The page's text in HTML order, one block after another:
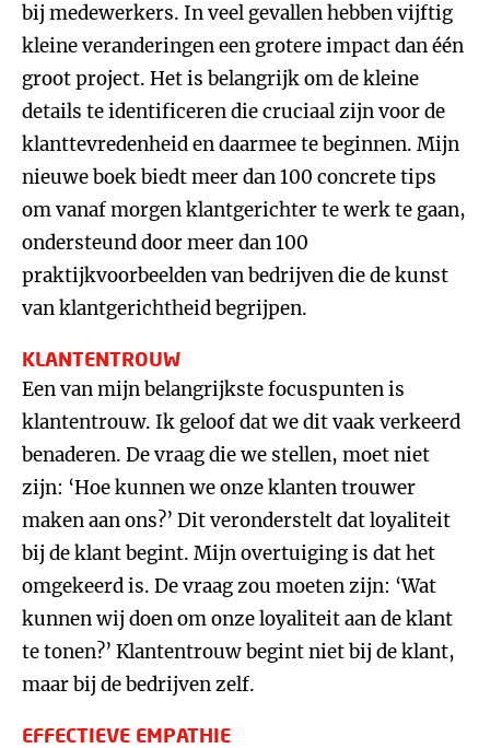
bij medewerkers. In veel gevallen hebben vijftig
kleine veranderingen een grotere impact dan één
groot project. Het is belangrijk om de kleine
details te identificeren die cruciaal zijn voor de
klanttevredenheid en daarmee te beginnen. Mijn
nieuwe boek biedt meer dan 100 concrete tips
om vanaf morgen klantgerichter te werk te gaan,
ondersteund door meer dan 100
praktijkvoorbeelden van bedrijven die de kunst
van klantgerichtheid begrijpen.
KLANTENTROUW
Een van mijn belangrijkste focuspunten is
klantentrouw. Ik geloof dat we dit vaak verkeerd
benaderen. De vraag die we stellen, moet niet
zijn: ‘Hoe kunnen we onze klanten trouwer
maken aan ons?’ Dit veronderstelt dat loyaliteit
bij de klant begint. Mijn overtuiging is dat het
omgekeerd is. De vraag zou moeten zijn: ‘Wat
kunnen wij doen om onze loyaliteit aan de klant
te tonen?’ Klantentrouw begint niet bij de klant,
maar bij de bedrijven zelf.
EFFECTIEVE EMPATHIE